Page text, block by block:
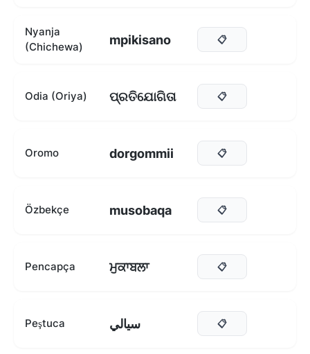
Nyanja
(Chichewa)
mpikisano 📋
Odia (Oriya) ପ୍ରତିଯୋଗିତା 📋
Oromo dorgommii 📋
Özbekçe musobaqa 📋
Pencapça ਮੁਕਾਬਲਾ 📋
Peştuca سيالي 📋